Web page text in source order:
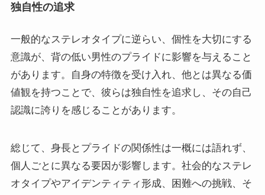
独自性の追求
一般的なステレオタイプに逆らい、個性を大切にする
意識が、背の低い男性のプライドに影響を与えること
があります。自身の特徴を受け入れ、他とは異なる価
値観を持つことで、彼らは独自性を追求し、その自己
認識に誇りを感じることがあります。
総じて、身長とプライドの関係性は一概には語れず、
個人ごとに異なる要因が影響します。社会的なステレ
オタイプやアイデンティティ形成、困難への挑戦、そ